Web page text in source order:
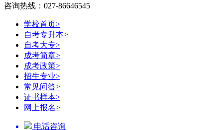
咨询热线：027-86646545
学校首页>
自考专升本>
自考大专>
成考简章>
成考政策>
招生专业>
常见问答>
证书样本>
网上报名>
电话咨询